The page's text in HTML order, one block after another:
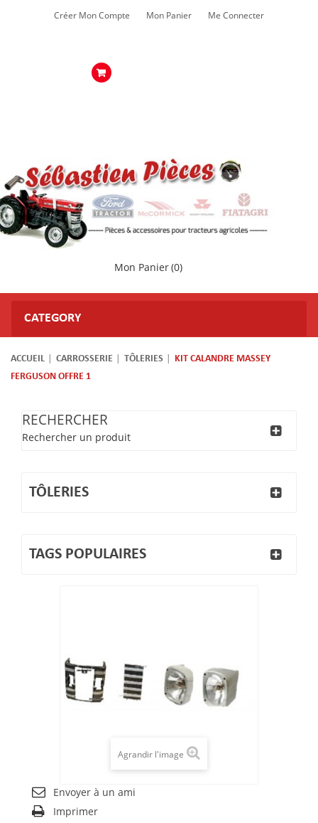
Créer Mon Compte Mon Panier Me Connecter
Mon Panier(0)
CATEGORY
ACCUEIL CARROSSERIE TÔLERIES
KIT CALANDRE MASSEY
FERGUSON OFFRE 1
RECHERCHER
Rechercher un produit
TÔLERIES
TAGS POPULAIRES
Agrandir l'image
Envoyer à un ami
Imprimer